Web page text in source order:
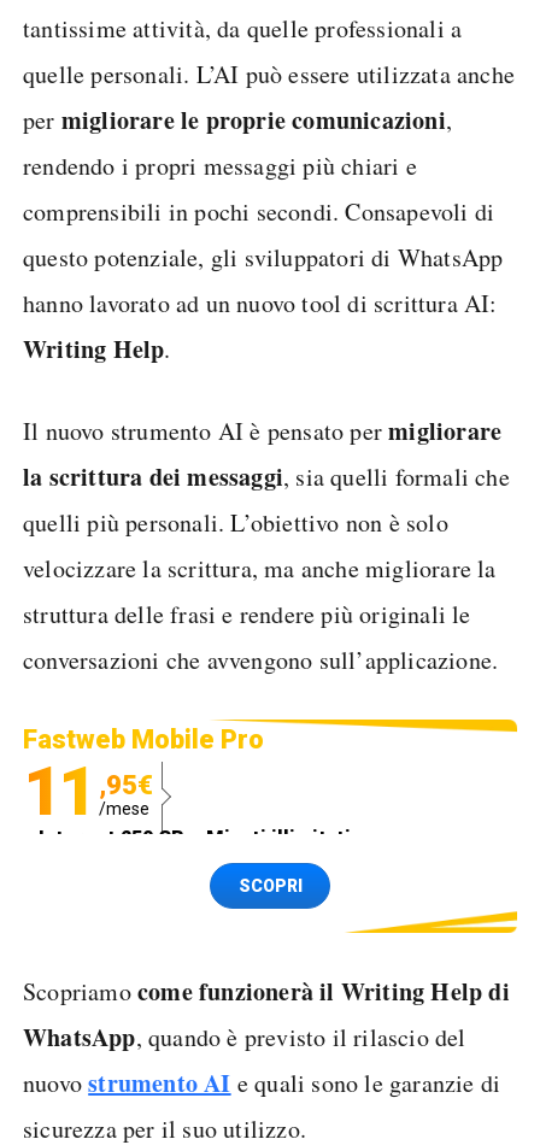
tantissime attività, da quelle professionali a
quelle personali. L’AI può essere utilizzata anche
per migliorare le proprie comunicazioni,
rendendo i propri messaggi più chiari e
comprensibili in pochi secondi. Consapevoli di
questo potenziale, gli sviluppatori di WhatsApp
hanno lavorato ad un nuovo tool di scrittura AI:
Writing Help.
Il nuovo strumento AI è pensato permigliorare
la scrittura dei messaggi, sia quelli formali che
quelli più personali. L’obiettivo non è solo
velocizzare la scrittura, ma anche migliorare la
struttura delle frasi e rendere più originali le
conversazioni che avvengono sull’applicazione.
Fastweb Mobile Pro
11 ,95€
/mese
Internet 250 GB e Minuti illimitati
Spedizione SIM GRATISSCOPRI
Scopriamocome funzionerà il Writing Help di
WhatsApp, quando è previsto il rilascio del
nuovostrumento AI e quali sono le garanzie di
sicurezza per il suo utilizzo.